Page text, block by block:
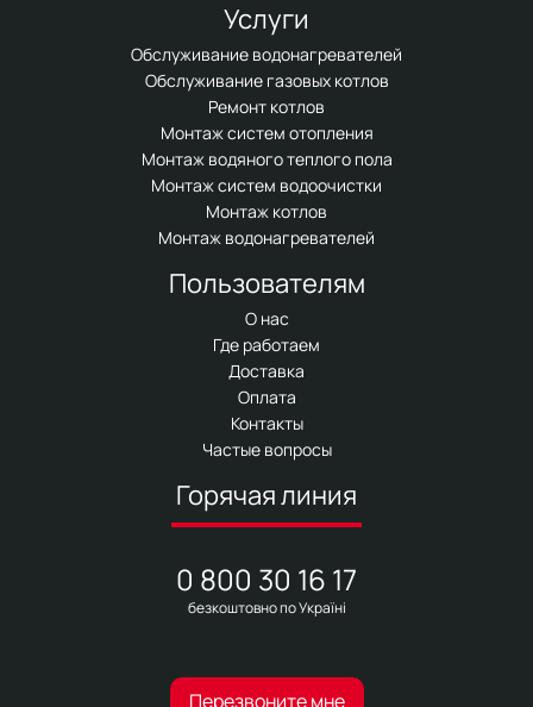
Услуги
Обслуживание водонагревателей
Обслуживание газовых котлов
Ремонт котлов
Монтаж систем отопления
Монтаж водяного теплого пола
Монтаж систем водоочистки
Монтаж котлов
Монтаж водонагревателей
Пользователям
О нас
Где работаем
Доставка
Оплата
Контакты
Частые вопросы
Горячая линия
0 800 30 16 17
безкоштовно по Україні
Перезвоните мне